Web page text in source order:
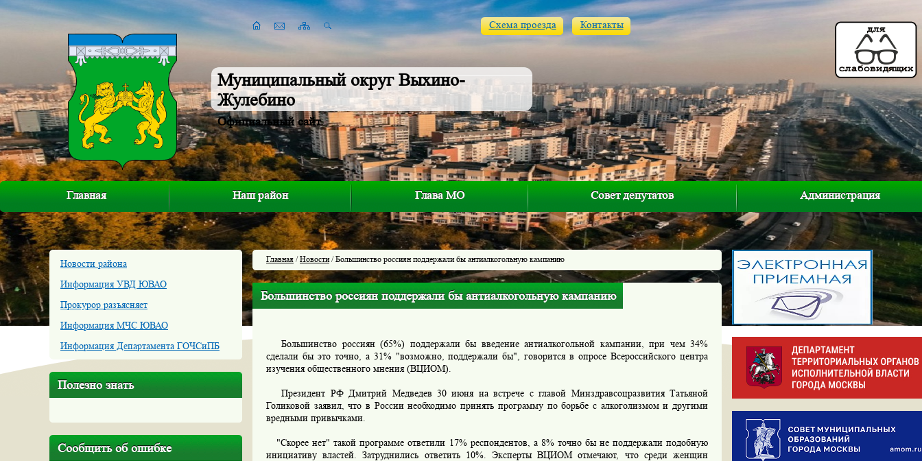
Муниципальный округ Выхино-
Жулебино
Официальный сайт
Схема проезда Контакты
Главная Наш район Глава МО Совет депутатов Администрация
Новости района
Информация УВД ЮВАО
Прокурор разъясняет
Информация МЧС ЮВАО
Информация Департамента ГОЧСиПБ
Полезно знать
Сообщить об ошибке
Главная /Новости/ Большинство россиян поддержали бы антиалкогольную кампанию
Большинство россиян поддержали бы антиалкогольную кампанию
Большинство россиян (65%) поддержали бы введение антиалкогольной кампании, при чем 34%
сделали бы это точно, а 31% "возможно, поддержали бы", говорится в опросе Всероссийского центра
изучения общественного мнения (ВЦИОМ).
Президент РФ Дмитрий Медведев 30 июня на встрече с главой Минздравсоцразвития Татьяной
Голиковой заявил, что в России необходимо принять программу по борьбе с алкоголизмом и другими
вредными привычками.
"Скорее нет" такой программе ответили 17% респондентов, а 8% точно бы не поддержали подобную
инициативу властей. Затруднились ответить 10%. Эксперты ВЦИОМ отмечают, что среди женщин